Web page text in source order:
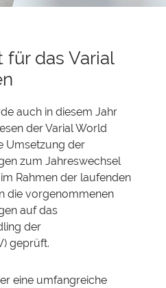
für das Varial
auch in diesem Jahr
der Varial World
Umsetzung der
zum Jahreswechsel
Rahmen der laufenden
die vorgenommenen
auf das
der
geprüft.
eine umfangreiche